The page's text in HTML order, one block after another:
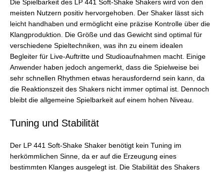
Die Spielbarkeit des LP 441 Soft-Shake Shakers wird von den
meisten Nutzern positiv hervorgehoben. Der Shaker lässt sich
leicht handhaben und ermöglicht eine präzise Kontrolle über die
Klangproduktion. Die Größe und das Gewicht sind optimal für
verschiedene Spieltechniken, was ihn zu einem idealen
Begleiter für Live-Auftritte und Studioaufnahmen macht. Einige
Anwender haben jedoch angemerkt, dass die Spielweise bei
sehr schnellen Rhythmen etwas herausfordernd sein kann, da
die Reaktionszeit des Shakers nicht immer optimal ist. Dennoch
bleibt die allgemeine Spielbarkeit auf einem hohen Niveau.
Tuning und Stabilität
Der LP 441 Soft-Shake Shaker benötigt kein Tuning im
herkömmlichen Sinne, da er auf die Erzeugung eines
bestimmten Klanges ausgelegt ist. Die Stabilität des Shakers